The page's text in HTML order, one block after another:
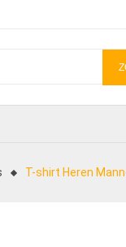
T-shirt Heren